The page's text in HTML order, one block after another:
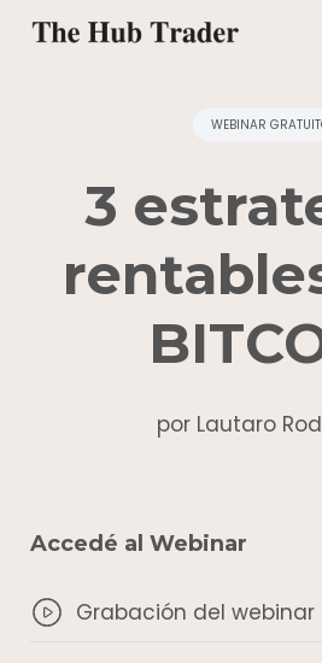
Alianzas
WEBINAR
3
por Lautaro
Accedé al Webinar
Grabación del webinar